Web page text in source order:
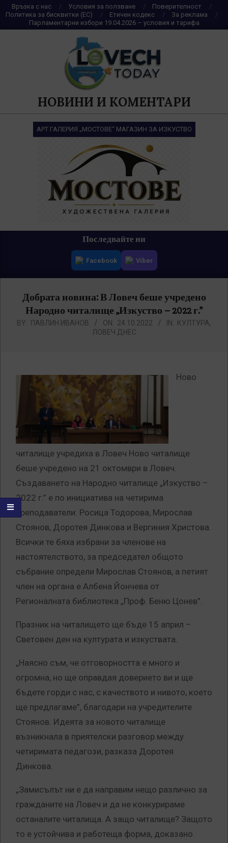
Skip
to
content
Връзка с нас Условия за ползване
Поверителност
Политика за бисквитки (ЕС)
Етичен кодекс
За реклама
Парламентарни избори 19.04.2026 – условия и тарифа
НОВИНИ И КОМЕНТАРИ
АРТ ГАЛЕРИЯ „МОСТОВЕ“ МАГАЗИН ЗА ИЗКУСТВО
Последвайте ни
Facebook Viber
Добрата новина: В Ловеч беше учредено
Народно читалище „Изкуство – 2022 г.”
BY: ПАВЛИН ИВАНОВ ON: 24.10.2022 IN: КУЛТУРА,
ЛОВЕЧ ДНЕС
Ново
читалище учредиха в Ловеч Ново читалище
беше учредено на 21 октомври в Ловеч.
Създаването на Народно читалище „Изкуство –
2022 г.” е по инициатива на четирима
преподаватели: Росица Тодорова, Мирослав
Стоянов, Доротея Динкова и Вергиния Христова.
Всички те бяха избрани за членове на
настоятелството, за председател общото
събрание определи Мирослав Стоянов, а петият
член на органа е Албена Йончева от
Регионалната библиотека „Проф. Беню Цонев”.
Празник на читалището ще бъде 15 април –
Световен ден на културата и изкуствата.
„Наясно съм, че отговорността е много и
огромна, но ще оправдая доверието ви и ще
бъдете горди с нас, с качеството и нивото, което
ще предлагаме”, благодари на учредителите
Стоянов. Идеята за новото читалище
възникнала в приятелски разговор между
четиримата педагози, разказа Доротея
Динкова.
„Замисълът ни е да направим нещо различно за
гражданите на Ловеч и да не конкурираме
останалите читалища. А защо читалище? Защото
то е устойчива и работеща форма, доказано